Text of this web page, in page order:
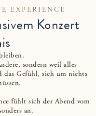
EXPERIENCE
Konzert
sondern weil alles
das Gefühl, sich um nichts
fühlt sich der Abend vom
an.